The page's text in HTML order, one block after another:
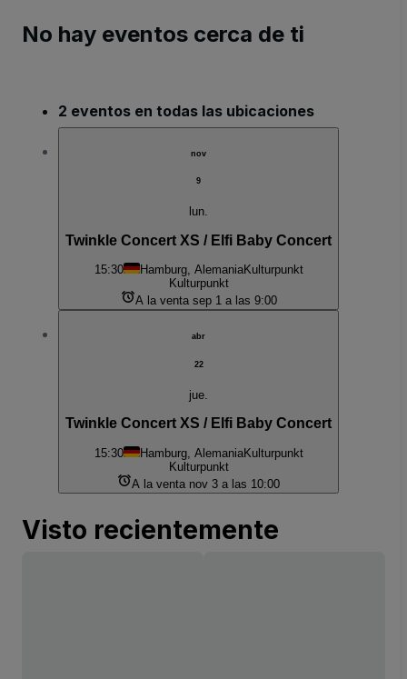
No hay eventos cerca de ti
2 eventos en todas las ubicaciones
nov
9
lun.
Twinkle Concert XS / Elfi Baby Concert
15:30 Hamburg, AlemaniaKulturpunkt
Kulturpunkt
A la venta sep 1 a las 9:00
abr
22
jue.
Twinkle Concert XS / Elfi Baby Concert
15:30 Hamburg, AlemaniaKulturpunkt
Kulturpunkt
A la venta nov 3 a las 10:00
Visto recientemente